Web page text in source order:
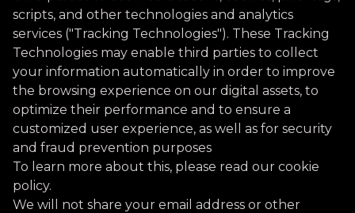
scripts, and other technologies and analytics
services ("Tracking Technologies"). These Tracking
Technologies may enable third parties to collect
your information automatically in order to improve
the browsing experience on our digital assets, to
optimize their performance and to ensure a
customized user experience, as well as for security
and fraud prevention purposes
To learn more about this, please read our cookie
policy.
We will not share your email address or other